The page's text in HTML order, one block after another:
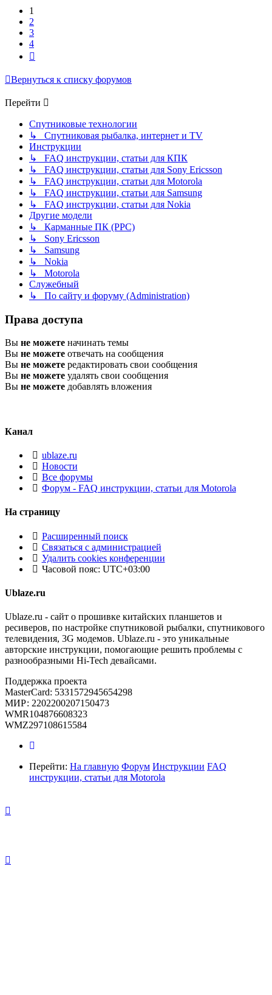
1
2
3
4
Вернуться к списку форумов
Перейти
Спутниковые технологии
↳ Спутниковая рыбалка, интернет и TV
Инструкции
↳ FAQ инструкции, статьи для КПК
↳ FAQ инструкции, статьи для Sony Ericsson
↳ FAQ инструкции, статьи для Motorola
↳ FAQ инструкции, статьи для Samsung
↳ FAQ инструкции, статьи для Nokia
Другие модели
↳ Карманные ПК (PPC)
↳ Sony Ericsson
↳ Samsung
↳ Nokia
↳ Motorola
Служебный
↳ По сайту и форуму (Administration)
Права доступа
Вы не можете начинать темы
Вы не можете отвечать на сообщения
Вы не можете редактировать свои сообщения
Вы не можете удалять свои сообщения
Вы не можете добавлять вложения
Канал
ublaze.ru
Новости
Все форумы
Форум - FAQ инструкции, статьи для Motorola
На страницу
Расширенный поиск
Связаться с администрацией
Удалить cookies конференции
Часовой пояс: UTC+03:00
Ublaze.ru
Ublaze.ru - сайт о прошивке китайских планшетов и
ресиверов, по настройке спутниковой рыбалки, спутникового
телевидения, 3G модемов. Ublaze.ru - это уникальные
авторские инструкции, помогающие решить проблемы с
разнообразными Hi-Tech девайсами.
Поддержка проекта
MasterCard: 5331572945654298
МИР: 2202200207150473
WMR104876608323
WMZ297108615584
Перейти: На главную Форум Инструкции FAQ
инструкции, статьи для Motorola